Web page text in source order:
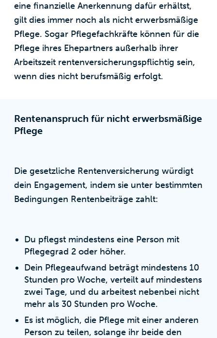
eine finanzielle Anerkennung dafür erhältst,
gilt dies immer noch als nicht erwerbsmäßige
Pflege. Sogar Pflegefachkräfte können für die
Pflege ihres Ehepartners außerhalb ihrer
Arbeitszeit rentenversicherungspflichtig sein,
wenn dies nicht berufsmäßig erfolgt.
Rentenanspruch für nicht erwerbsmäßige
Pflege
Die gesetzliche Rentenversicherung würdigt
dein Engagement, indem sie unter bestimmten
Bedingungen Rentenbeiträge zahlt:
Du pflegst mindestens eine Person mit
Pflegegrad 2 oder höher.
Dein Pflegeaufwand beträgt mindestens 10
Stunden pro Woche, verteilt auf mindestens
zwei Tage, und du arbeitest nebenbei nicht
mehr als 30 Stunden pro Woche.
Es ist möglich, die Pflege mit einer anderen
Person zu teilen, solange ihr beide den